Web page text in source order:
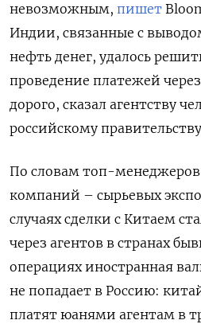
невозможным, пишет
Индии, связанные с
нефть денег, удалось
проведение платежей
дорого, сказал агентству
российскому
По словам топ-менеджеров
компаний – сырьевых
случаях сделки с Китаем
через агентов в странах
операциях иностранная
не попадает в Россию:
платят юанями агентам в